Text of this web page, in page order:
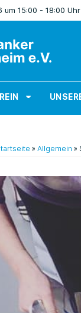
um 15:00 - 18:00 Uhr
» Allgemein »